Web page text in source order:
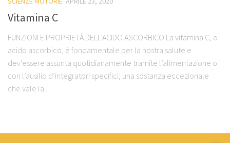
Vitamina C
FUNZIONI E PROPRIETÀ DELL’ACIDO ASCORBICO La vitamina C, o
aci­do ascorbico, è fond­amentale per la nost­ra salute e
dev’esse­re assunta quotidian­amente tramite l’ali­mentazione o
con l’a­usilio d’integratori specifici; una sost­anza eccezionale
che vale la...